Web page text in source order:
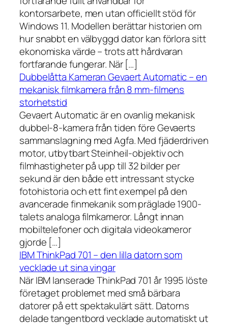
kontorsarbete, men utan officiellt stöd för
Windows 11. Modellen berättar historien om
hur snabbt en välbyggd dator kan förlora sitt
ekonomiska värde – trots att hårdvaran
fortfarande fungerar. När […]
Dubbelåtta Kameran Gevaert Automatic – en
mekanisk filmkamera från 8 mm-filmens
storhetstid
Gevaert Automatic är en ovanlig mekanisk
dubbel-8-kamera från tiden före Gevaerts
sammanslagning med Agfa. Med fjäderdriven
motor, utbytbart Steinheil-objektiv och
filmhastigheter på upp till 32 bilder per
sekund är den både ett intressant stycke
fotohistoria och ett fint exempel på den
avancerade finmekanik som präglade 1900-
talets analoga filmkameror. Långt innan
mobiltelefoner och digitala videokameror
gjorde […]
IBM ThinkPad 701 – den lilla datorn som
vecklade ut sina vingar
När IBM lanserade ThinkPad 701 år 1995 löste
företaget problemet med små bärbara
datorer på ett spektakulärt sätt. Datorns
delade tangentbord vecklade automatiskt ut